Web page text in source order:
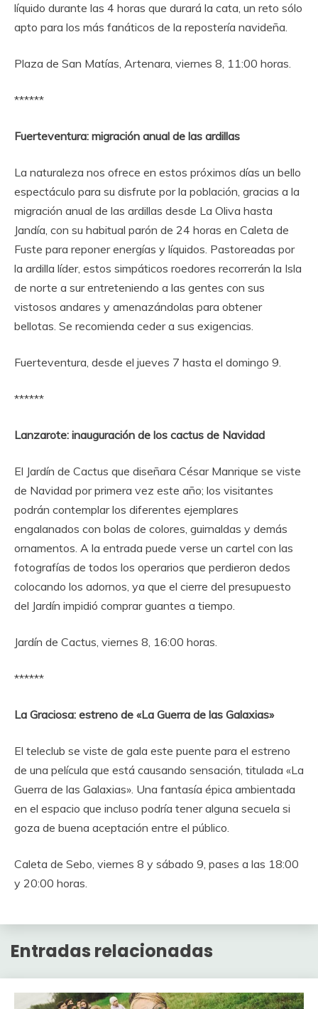
líquido durante las 4 horas que durará la cata, un reto sólo
apto para los más fanáticos de la repostería navideña.
Plaza de San Matías, Artenara, viernes 8, 11:00 horas.
******
Fuerteventura: migración anual de las ardillas
La naturaleza nos ofrece en estos próximos días un bello
espectáculo para su disfrute por la población, gracias a la
migración anual de las ardillas desde La Oliva hasta
Jandía, con su habitual parón de 24 horas en Caleta de
Fuste para reponer energías y líquidos. Pastoreadas por
la ardilla líder, estos simpáticos roedores recorrerán la Isla
de norte a sur entreteniendo a las gentes con sus
vistosos andares y amenazándolas para obtener
bellotas. Se recomienda ceder a sus exigencias.
Fuerteventura, desde el jueves 7 hasta el domingo 9.
******
Lanzarote: inauguración de los cactus de Navidad
El Jardín de Cactus que diseñara César Manrique se viste
de Navidad por primera vez este año; los visitantes
podrán contemplar los diferentes ejemplares
engalanados con bolas de colores, guirnaldas y demás
ornamentos. A la entrada puede verse un cartel con las
fotografías de todos los operarios que perdieron dedos
colocando los adornos, ya que el cierre del presupuesto
del Jardín impidió comprar guantes a tiempo.
Jardín de Cactus, viernes 8, 16:00 horas.
******
La Graciosa: estreno de «La Guerra de las Galaxias»
El teleclub se viste de gala este puente para el estreno
de una película que está causando sensación, titulada «La
Guerra de las Galaxias». Una fantasía épica ambientada
en el espacio que incluso podría tener alguna secuela si
goza de buena aceptación entre el público.
Caleta de Sebo, viernes 8 y sábado 9, pases a las 18:00
y 20:00 horas.
Entradas relacionadas